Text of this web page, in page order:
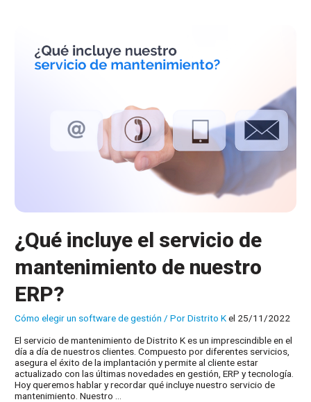
¿Qué incluye el servicio de
mantenimiento de nuestro
ERP?
Cómo elegir un software de gestión / PorDistrito Kel 25/11/2022
El servicio de mantenimiento de Distrito K es un imprescindible en el
día a día de nuestros clientes. Compuesto por diferentes servicios,
asegura el éxito de la implantación y permite al cliente estar
actualizado con las últimas novedades en gestión, ERP y tecnología.
Hoy queremos hablar y recordar qué incluye nuestro servicio de
mantenimiento. Nuestro …